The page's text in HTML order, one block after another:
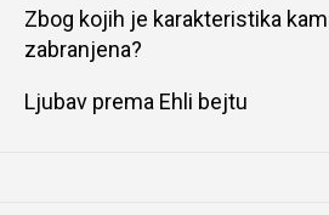
Zbog kojih je karakteristika
zabranjena?
Ljubav prema Ehli bejtu